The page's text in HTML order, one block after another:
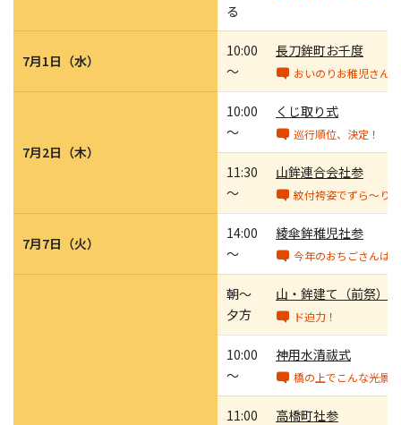
る
7月1日（水）
10:00
～
長刀鉾町お千度
おいのりお稚児さん
7月2日（木）
10:00
～
くじ取り式
巡行順位、決定！
11:30
～
山鉾連合会社参
紋付袴姿でずら～り
7月7日（火）
14:00
～
綾傘鉾稚児社参
今年のおちごさんは
朝～
夕方
山・鉾建て（前祭）
ド迫力！
10:00
～
神用水清祓式
橋の上でこんな光景
11:00
高橋町社参